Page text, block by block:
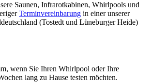
Saunen, Infrarotkabinen, Whirlpools und
Terminvereinbarung in einer unserer
(Tostedt und Lüneburger Heide)
wenn Sie Ihren Whirlpool oder Ihre
lang zu Hause testen möchten.